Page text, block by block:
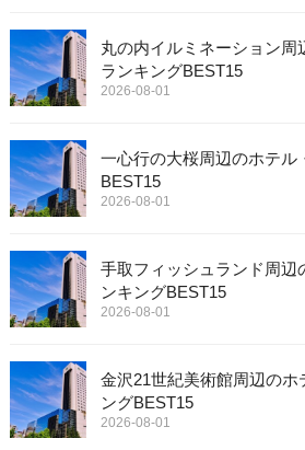
丸の内イルミネーション周
ランキングBEST15
2026-08-01
一心行の大桜周辺のホテル
BEST15
2026-08-01
手取フィッシュランド周辺
ンキングBEST15
2026-08-01
金沢21世紀美術館周辺の
ングBEST15
2026-08-01